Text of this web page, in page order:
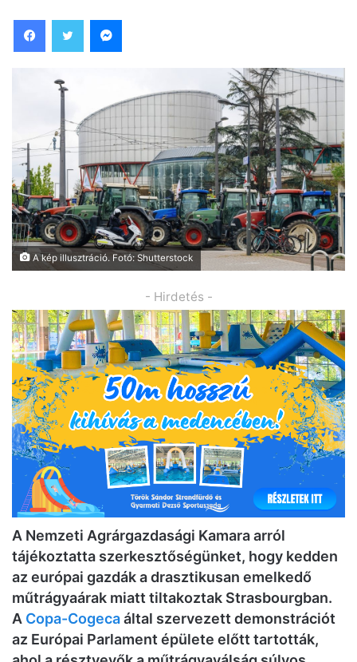
A kép illusztráció. Fotó: Shutterstock
- Hirdetés -
A Nemzeti Agrárgazdasági Kamara arról
tájékoztatta szerkesztőségünket, hogy kedden
az európai gazdák a drasztikusan emelkedő
műtrágyaárak miatt tiltakoztak Strasbourgban.
A Copa-Cogecaáltal szervezett demonstrációt
az Európai Parlament épülete előtt tartották,